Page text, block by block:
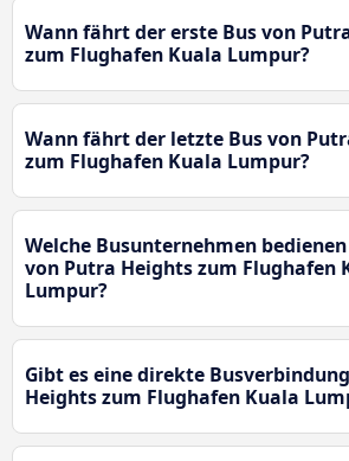
Wann fährt der erste Bus von
zum Flughafen Kuala Lumpur?
Wann fährt der letzte Bus von
zum Flughafen Kuala Lumpur?
Welche Busunternehmen
von Putra Heights zum Flughafen
Lumpur?
Gibt es eine direkte
Heights zum Flughafen Kuala